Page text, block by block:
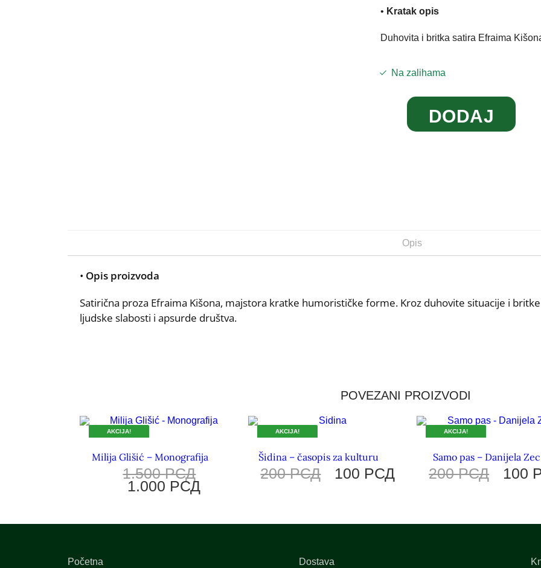
• Kratak opis
Duhovita i britka satira Efraima
Na zalihama
DODAJ
Opis
• Opis proizvoda
Satirična proza Efraima Kišona, majstora kratke humorističke forme. Kroz duhovite situacije i
ljudske slabosti i apsurde društva.
POVEZANI PROIZVODI
AKCIJA!
Milija Glišić – Monografija
1.500РСД
1.000 РСД
AKCIJA!
Šidina – časopis za kulturu
200РСД 100 РСД
AKCIJA!
Samo pas – Danijela Zec
200РСД 100
Početna Dostava